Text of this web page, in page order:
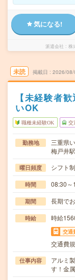
気になる!
派遣会社 株
未読 掲載日 2026/08/
【未経験者
いOK
職種未経験OK 交
勤務地
三重県
梅戸井
曜日頻度 シフト制
時間 08:30～
期間 長期で
時給 時給
交通
交通費
仕事内容
アルミ
す！金